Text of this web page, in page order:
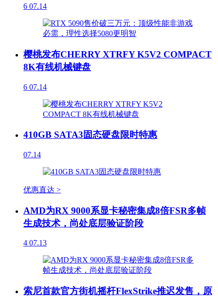
6 07.14
樱桃发布CHERRY XTRFY K5V2 COMPACT
8K有线机械键盘
6 07.14
410GB SATA3固态硬盘限时特惠
07.14
优惠直达 >
AMD为RX 9000系显卡秘密集成8倍FSR多帧
生成技术，尚处底层验证阶段
4 07.13
索尼首款官方街机摇杆FlexStrike推迟发售，原